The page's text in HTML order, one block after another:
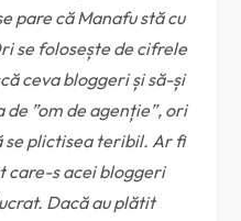
pare că Manafu stă cu
se folosește de cifrele
ceva bloggeri și să-și
”om de agenție”, ori
plictisea teribil. Ar fi
care-s acei bloggeri
Dacă au plătit